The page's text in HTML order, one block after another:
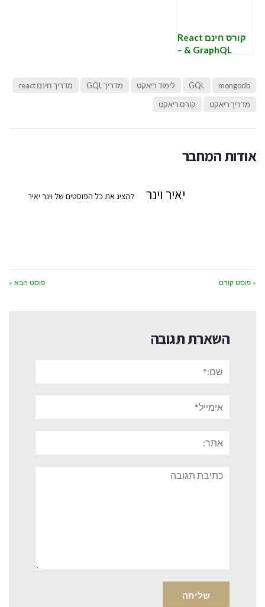
קורס חינם React
& GraphQL –
מגדירים schema.
GQL mongodb לימוד ריאקט מדריך GQL
מדריך חינם react
מדריך ריאקט
קורס ריאקט
אודות המחבר
יאיר וינר להציג את כל הפוסטים של וינר יאיר
« פוסט קודם פוסט הבא »
השארת תגובה